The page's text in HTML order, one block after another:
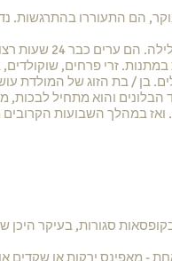
הם התעוררו
נשארים ערים כמעט עד אור הבוקר.
זרי פרחים, שוקולדים,
בן / בת הזוג של המולדת
והוא מתחיל
ואז במהלך השבועות
סגורות, בעיקר
- מאפינס ירקות או שקדים או